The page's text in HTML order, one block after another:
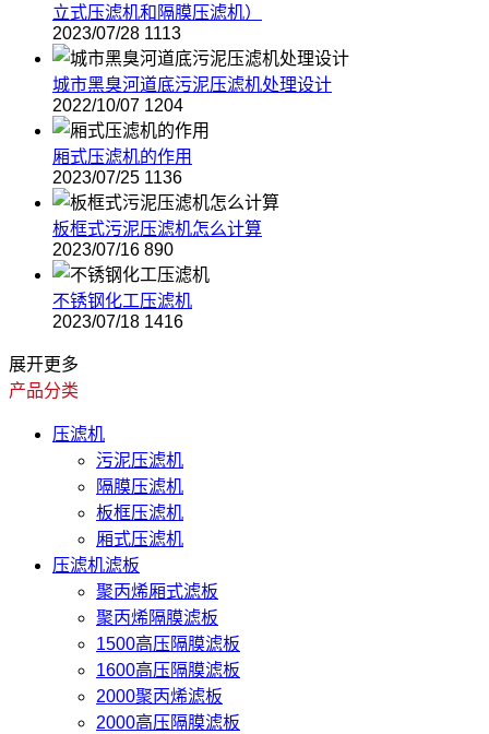
立式压滤机和隔膜压滤机）
2023/07/28 1113
城市黑臭河道底污泥压滤机处理设计
2022/10/07 1204
厢式压滤机的作用
2023/07/25 1136
板框式污泥压滤机怎么计算
2023/07/16 890
不锈钢化工压滤机
2023/07/18 1416
展开更多
产品分类
压滤机
污泥压滤机
隔膜压滤机
板框压滤机
厢式压滤机
压滤机滤板
聚丙烯厢式滤板
聚丙烯隔膜滤板
1500高压隔膜滤板
1600高压隔膜滤板
2000聚丙烯滤板
2000高压隔膜滤板